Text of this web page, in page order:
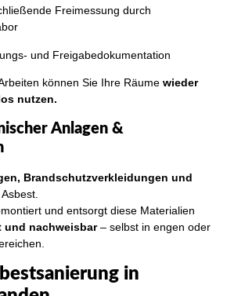
Freimessung durch
und Freigabedokumentation
können Sie Ihre Räume wieder
nutzen.
Anlagen &
Brandschutzverkleidungen und
und entsorgt diese Materialien
und nachweisbar– selbst in engen oder
in